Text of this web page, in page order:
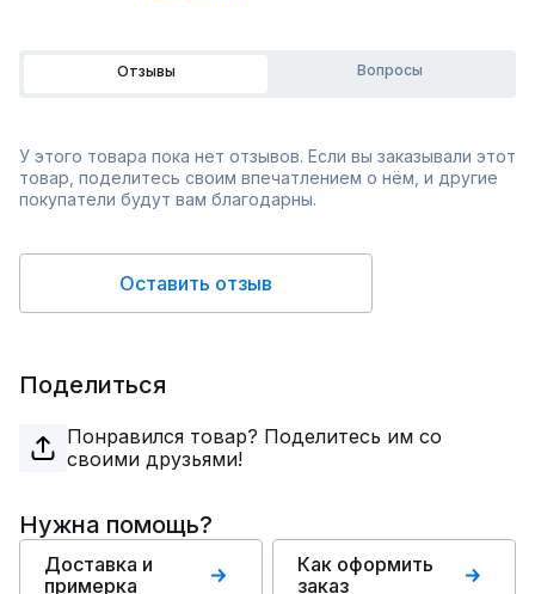
Отзывы Вопросы
У этого товара пока нет отзывов. Если вы заказывали этот
товар, поделитесь своим впечатлением о нём, и другие
покупатели будут вам благодарны.
Оставить отзыв
Поделиться
Понравился товар? Поделитесь им со
своими друзьями!
Нужна помощь?
Доставка и
примерка
Как оформить
заказ